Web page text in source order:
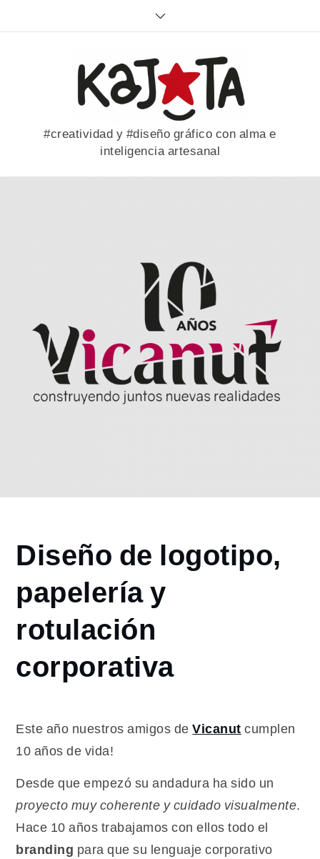
#creatividad y #diseño gráfico con alma e
inteligencia artesanal
Home
2023
20
logotipo,
rotulación
corporativa
Diseño de logotipo,
papelería y
rotulación
corporativa
Este año nuestros amigos deVicanut cumplen
10 años de vida!
Desde que empezó su andadura ha sido un
proyecto muy coherente y cuidado visualmente.
Hace 10 años trabajamos con ellos todo el
branding para que su lenguaje corporativo